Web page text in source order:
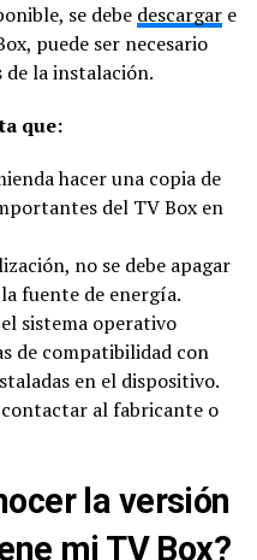
se debe descargar e
puede ser necesario
la instalación.
que:
hacer una copia de
del TV Box en
no se debe apagar
fuente de energía.
sistema operativo
de compatibilidad con
en el dispositivo.
contactar al fabricante o
la versión
mi TV Box?